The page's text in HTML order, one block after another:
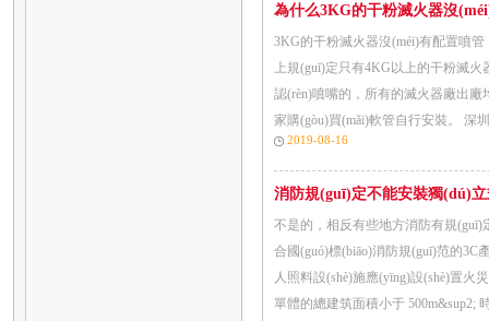
為什么3KG的干粉滅火器沒
3KG的干粉滅火器沒(méi)有配置噴管
上規(guī)定只有4KG以上的干粉滅
認(rèn)噴嘴的，所有的滅火器廠出
家購(gòu)買(mǎi)軟管自行安裝
2019-08-16
消防規(guī)定不能安裝獨(dú)
不是的，相反有些地方消防有規
合國(guó)標(biāo)消防規(guī)范的3C產
人照料設(shè)施應(yīng)設(shè)置火
單體的總建筑面積小于 500m&sup2; 時